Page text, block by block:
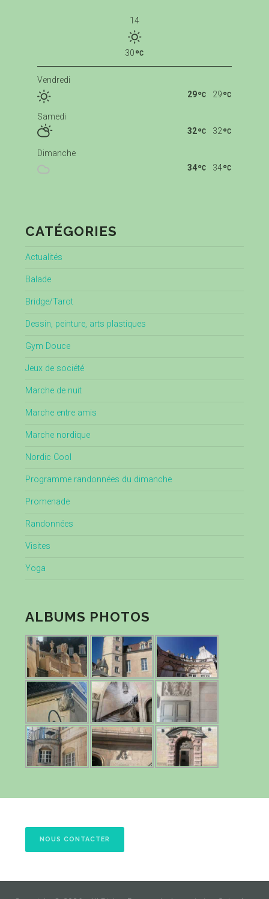
14
30
Vendredi
29
29
Samedi
32
32
Dimanche
34
34
CATÉGORIES
Actualités
Balade
Bridge/Tarot
Dessin, peinture, arts plastiques
Gym Douce
Jeux de société
Marche de nuit
Marche entre amis
Marche nordique
Nordic Cool
Programme randonnées du dimanche
Promenade
Randonnées
Visites
Yoga
ALBUMS PHOTOS
NOUS CONTACTER